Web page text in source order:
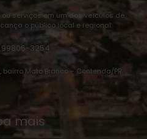
serviços em um dos veículos de
o público local e regional:
99806-3254
bairro Mato Branco – Contenda/PR.
mais